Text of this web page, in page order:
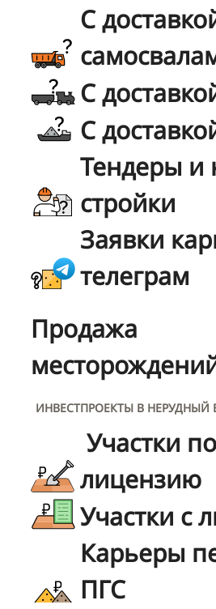
С
С
С
Тендеры и
стройки
Заявки
телеграм
Продажа
ИНВЕСТПРОЕКТЫ В НЕРУДНЫЙ
Участки
лицензию
Участки с
Карьеры
ПГС